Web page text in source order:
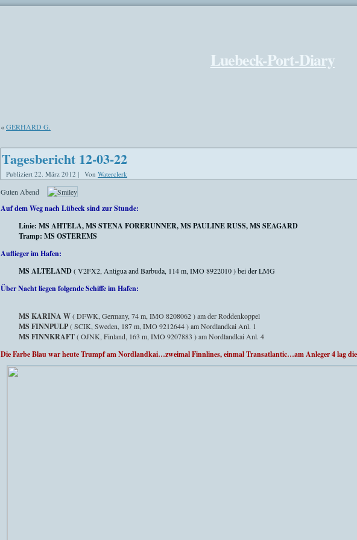
Luebeck-Port-Diary
«GERHARD G.
Tagesbericht 12-03-22
Publiziert 22. März 2012 | Von Waterclerk
Guten Abend
Auf dem Weg nach Lübeck sind zur Stunde:
Linie: MS AHTELA, MS STENA FORERUNNER, MS PAULINE RUSS, MS SEAGARD
Tramp: MS OSTEREMS
Auflieger im Hafen:
MS ALTELAND( V2FX2, Antigua and Barbuda, 114 m, IMO 8922010 ) bei der LMG
ÜberNacht liegen folgende Schiffe im Hafen:
MS KARINA W( DFWK, Germany, 74 m, IMO 8208062 ) am der Roddenkoppel
MS FINNPULP( SCIK, Sweden, 187 m, IMO 9212644 ) am Nordlandkai Anl. 1
MS FINNKRAFT( OJNK, Finland, 163 m, IMO 9207883 ) am Nordlandkai Anl. 4
Die Farbe Blau war heute Trumpf am Nordlandkai…zweimal Finnlines, einmal Transatlantic…am Anleger 4 lag